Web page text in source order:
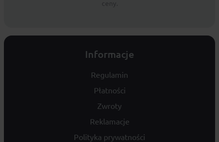
Informacje
Regulamin
Płatności
Zwroty
Reklamacje
Polityka prywatności